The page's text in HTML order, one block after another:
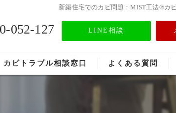
新築住宅でのカビ問題：MIST工法®カ
052-127 LINE相談
カビトラブル相談窓口 よくある質問